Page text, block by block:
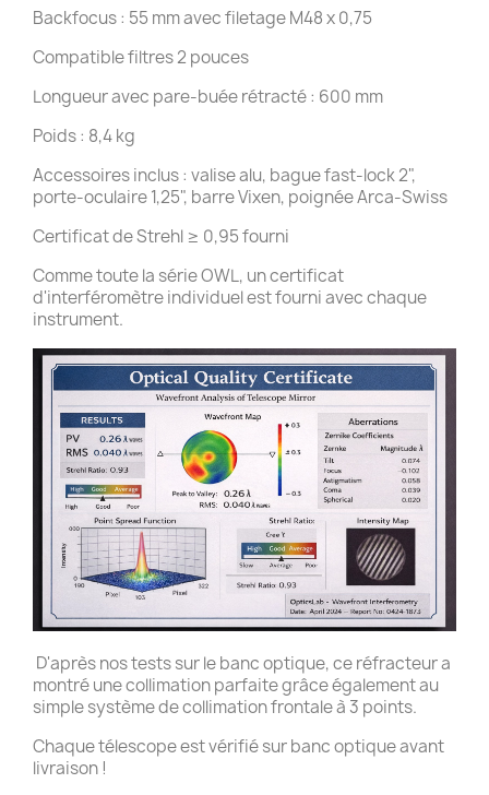
Backfocus : 55 mm avec filetage M48 x 0,75
Compatible filtres 2 pouces
Longueur avec pare-buée rétracté : 600 mm
Poids : 8,4 kg
Accessoires inclus : valise alu, bague fast-lock 2",
porte-oculaire 1,25", barre Vixen, poignée Arca-Swiss
Certificat de Strehl ≥ 0,95 fourni
Comme toute la série OWL, un certificat
d'interféromètre individuel est fourni avec chaque
instrument.
D'après nos tests sur le banc optique, ce réfracteur a
montré une collimation parfaite grâce également au
simple système de collimation frontale à 3 points.
Chaque télescope est vérifié sur banc optique avant
livraison !